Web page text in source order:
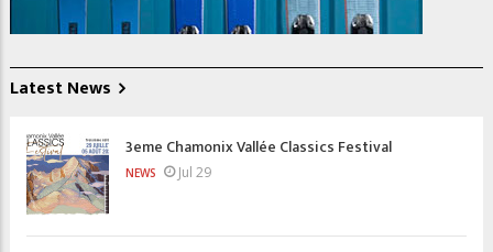
Latest News
3eme Chamonix Vallée Classics Festival
NEWS Jul 29